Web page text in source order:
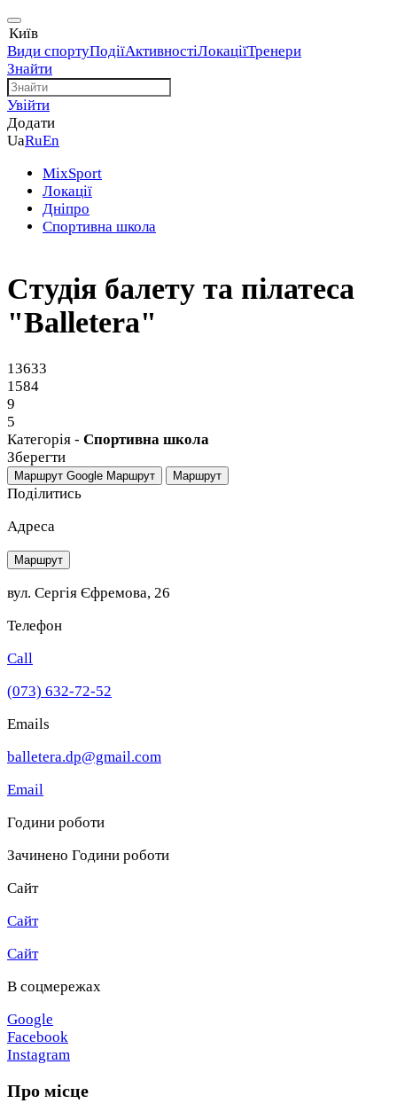
Київ
Види спортуПодіїАктивностіЛокаціїТренери
Знайти
Увійти
Додати
UaRuEn
MixSport
Локації
Дніпро
Спортивна школа
Студія балету та пілатеса
"Balletera"
13633
1584
9
5
Категорія - Спортивна школа
Зберегти
Маршрут Google Маршрут Маршрут
Поділитись
Адреса
Маршрут
вул. Сергія Єфремова, 26
Телефон
Call
(073) 632-72-52
Emails
balletera.dp@gmail.com
Email
Години роботи
Зачинено Години роботи
Сайт
Сайт
Сайт
В соцмережах
Google
Facebook
Instagram
Про місце